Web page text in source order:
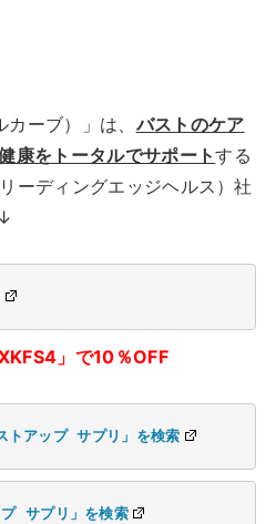
カーブ）」は、バストのケア
康をトータルでサポートする
ーディングエッジヘルス）社
」で10％OFF
アップ サプリ」を検索
サプリ」を検索